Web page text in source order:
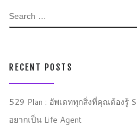
SEARCH
RECENT POSTS
529 Plan : อัพเดททุกสิ่งที่คุณต้องรู้
อยากเป็น Life Agent